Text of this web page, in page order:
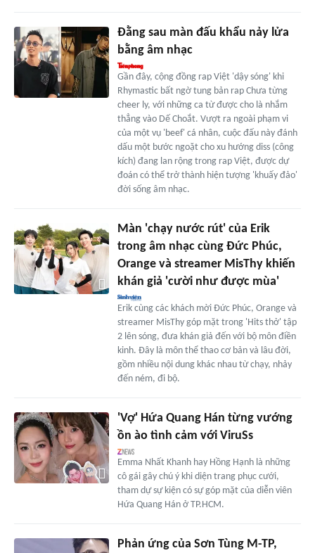
Đằng sau màn đấu khẩu nảy lửa
bằng âm nhạc
Gần đây, cộng đồng rap Việt 'dậy sóng' khi
Rhymastic bất ngờ tung bản rap Chưa từng
cheer ly, với những ca từ được cho là nhắm
thẳng vào Dế Choắt. Vượt ra ngoài phạm vi
của một vụ 'beef' cá nhân, cuộc đấu này đánh
dấu một bước ngoặt cho xu hướng diss (công
kích) đang lan rộng trong rap Việt, được dự
đoán có thể trở thành hiện tượng 'khuấy đảo'
đời sống âm nhạc.
Màn 'chạy nước rút' của Erik
trong âm nhạc cùng Đức Phúc,
Orange và streamer MisThy khiến
khán giả 'cười như được mùa'
Erik cùng các khách mời Đức Phúc, Orange và
streamer MisThy góp mặt trong 'Hits thở' tập
2 lên sóng, đưa khán giả đến với bộ môn điền
kinh. Đây là môn thể thao cơ bản và lâu đời,
gồm nhiều nội dung khác nhau từ chạy, nhảy
đến ném, đi bộ.
'Vợ' Hứa Quang Hán từng vướng
ồn ào tình cảm với ViruSs
Emma Nhất Khanh hay Hồng Hạnh là những
cô gái gây chú ý khi diện trang phục cưới,
tham dự sự kiện có sự góp mặt của diễn viên
Hứa Quang Hán ở TP.HCM.
Phản ứng của Sơn Tùng M-TP,